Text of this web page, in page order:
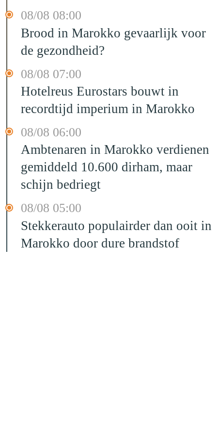
08/08 08:00
Brood in Marokko gevaarlijk voor
de gezondheid?
08/08 07:00
Hotelreus Eurostars bouwt in
recordtijd imperium in Marokko
08/08 06:00
Ambtenaren in Marokko verdienen
gemiddeld 10.600 dirham, maar
schijn bedriegt
08/08 05:00
Stekkerauto populairder dan ooit in
Marokko door dure brandstof